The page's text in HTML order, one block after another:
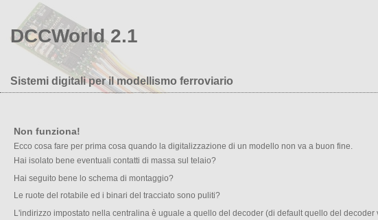
DCCWorld 2.1
Sistemi digitali per il modellismo ferroviario
Non funziona!
Ecco cosa fare per prima cosa quando la digitalizzazione di un modello non va a buon fine.
Hai isolato bene eventuali contatti di massa sul telaio?
Hai seguito bene lo schema di montaggio?
Le ruote del rotabile ed i binari del tracciato sono puliti?
L'indirizzo impostato nella centralina è uguale a quello del decoder (di default quello del decoder